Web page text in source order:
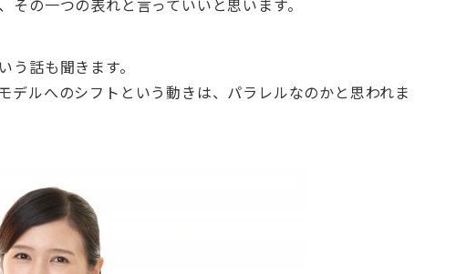
の一つの表れと言っていいと思います。
話も聞きます。
デルへのシフトという動きは、パラレルなのかと思われま